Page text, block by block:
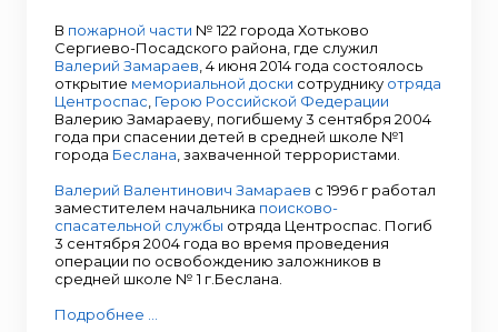
В пожарной части № 122 города Хотьково
Сергиево-Посадского района, где служил
Валерий Замараев , 4 июня 2014 года состоялось
открытие мемориальной доски сотруднику отряда
Центроспас Герою Российской Федерации
Валерию Замараеву, погибшему 3 сентября 2004
года при спасении детей в средней школе №1
города Беслана , захваченной террористами.
Валерий Валентинович Замараев с 1996 г работал
заместителем начальника поисково-
спасательной службы отряда Центроспас. Погиб
3 сентября 2004 года во время проведения
операции по освобождению заложников в
средней школе № 1 г.Беслана.
Подробнее ...